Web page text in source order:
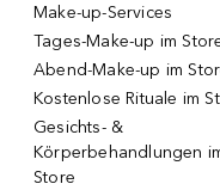
Make-up-Services
Tages-Make-up im
Abend-Make-up im
Kostenlose Rituale im
Gesichts- &
Körperbehandlungen
Store